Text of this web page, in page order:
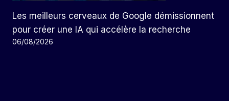
Les meilleurs cerveaux de Google démissionnent
pour créer une IA qui accélère la recherche
06/08/2026